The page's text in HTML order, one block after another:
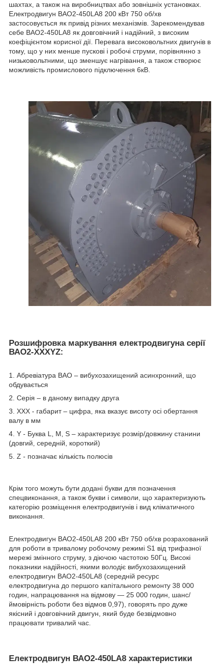
шахтах, а також на виробництвах або зовнішніх установках.
Електродвигун ВАО2-450LA8 200 кВт 750 об/хв
застосовується як привід різних механізмів. Зарекомендував
себе ВАО2-450LA8 як довговічний і надійний, з високим
коефіцієнтом корисної дії. Перевага високовольтних двигунів в
тому, що у них менше пускові і робочі струми, порівнянно з
низьковольтними, що зменшує нагрівання, а також створює
можливість промислового підключення 6кВ.
Розшифровка маркування електродвигуна серії
ВАО2-XXXYZ:
1. Абревіатура ВАО – вибухозахищений асинхронний, що
обдувається
2. Серія – в даному випадку друга
3. XXX - габарит – цифра, яка вказує висоту осі обертання
валу в мм
4. Y - Буква L, M, S – характеризує розмір/довжину станини
(довгий, середній, короткий)
5. Z - позначає кількість полюсів
Крім того можуть бути додані букви для позначення
спецвиконання, а також букви і символи, що характеризують
категорію розміщення електродвигунів і вид кліматичного
виконання.
Електродвигун ВАО2-450LA8 200 кВт 750 об/хв розрахований
для роботи в тривалому робочому режимі S1 від трифазної
мережі змінного струму, з діючою частотою 50Гц. Високі
показники надійності, якими володіє вибухозахищений
електродвигун ВАО2-450LA8 (середній ресурс
електродвигуна до першого капітального ремонту 38 000
годин, напрацювання на відмову ― 25 000 годин, шанс/
ймовірність роботи без відмов 0,97), говорять про дуже
якісний і довговічний двигун, який буде безвідмовно
працювати тривалий час.
Електродвигун ВАО2-450LA8 характеристики